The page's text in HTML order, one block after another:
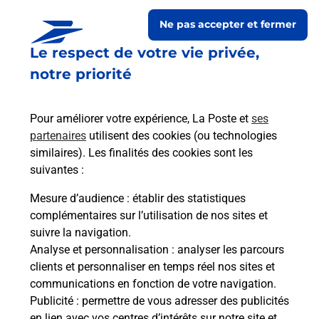
Le respect de votre vie privée,
notre priorité
Pour améliorer votre expérience, La Poste et ses
partenaires utilisent des cookies (ou technologies
similaires). Les finalités des cookies sont les
suivantes :
Mesure d’audience : établir des statistiques
complémentaires sur l’utilisation de nos sites et
suivre la navigation.
Analyse et personnalisation : analyser les parcours
clients et personnaliser en temps réel nos sites et
communications en fonction de votre navigation.
Publicité : permettre de vous adresser des publicités
Ne pas accepter et fermer
Boîte aux lettres La Poste
Prochaine collecte du courrier vendredi
09h00
6 Rue De La Chapelle
21460 Vieux Chateau
Itinéraire
Le lien s'ouvre dans un nouvel onglet